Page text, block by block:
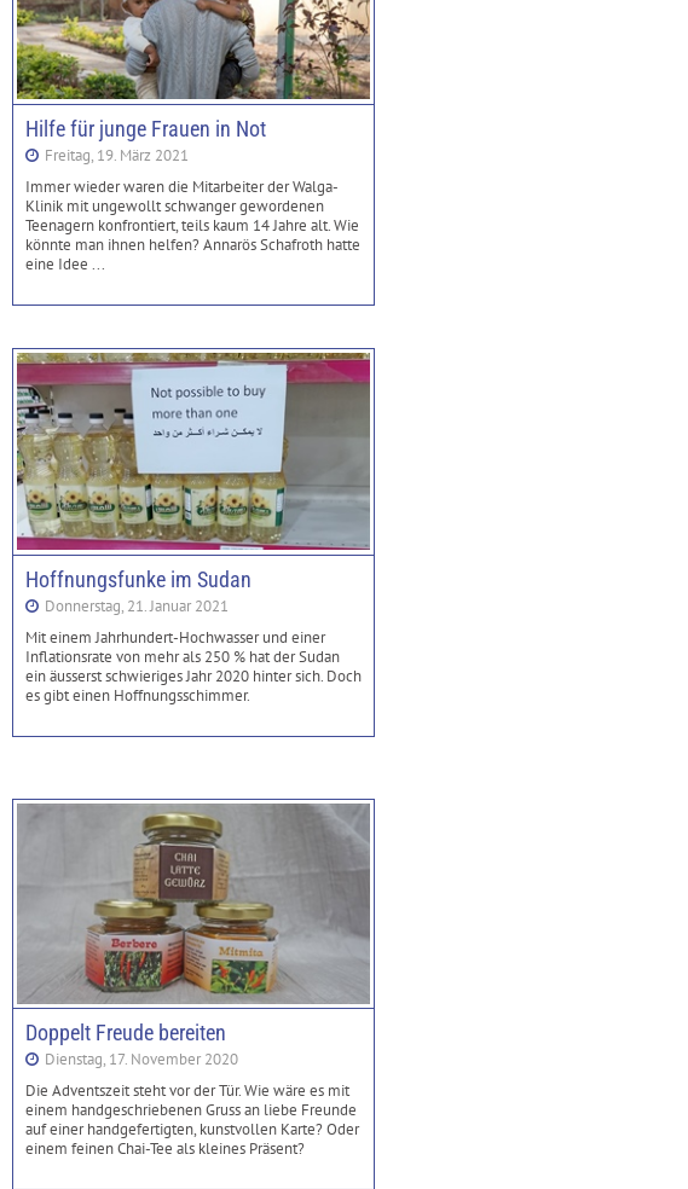
Hilfe für junge Frauen in Not
Freitag, 19. März 2021
Immer wieder waren die Mitarbeiter der Walga-
Klinik mit ungewollt schwanger gewordenen
Teenagern konfrontiert, teils kaum 14 Jahre alt. Wie
könnte man ihnen helfen? Annarös Schafroth hatte
eine Idee ...
Hoffnungsfunke im Sudan
Donnerstag, 21. Januar 2021
Mit einem Jahrhundert-Hochwasser und einer
Inflationsrate von mehr als 250 % hat der Sudan
ein äusserst schwieriges Jahr 2020 hinter sich. Doch
es gibt einen Hoffnungsschimmer.
Doppelt Freude bereiten
Dienstag, 17. November 2020
Die Adventszeit steht vor der Tür. Wie wäre es mit
einem handgeschriebenen Gruss an liebe Freunde
auf einer handgefertigten, kunstvollen Karte? Oder
einem feinen Chai-Tee als kleines Präsent?